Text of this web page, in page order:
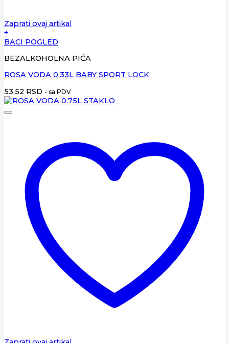
Zaprati ovaj artikal
+
BACI POGLED
BEZALKOHOLNA PIĆA
ROSA VODA 0.33L BABY SPORT LOCK
53,52 RSD - sa PDV